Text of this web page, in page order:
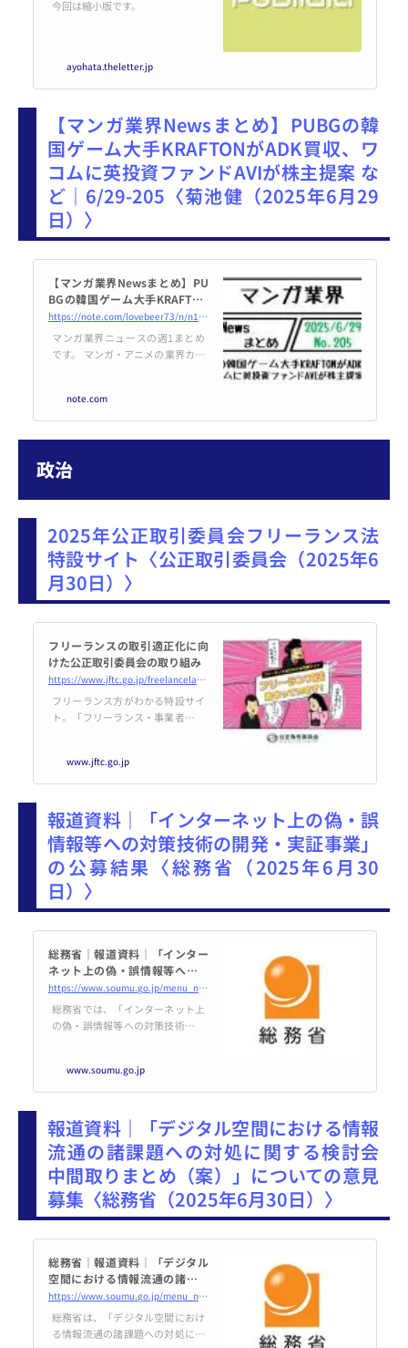
今回は縮小版です。
ayohata.theletter.jp
【マンガ業界Newsまとめ】PUBGの韓
国ゲーム大手KRAFTONがADK買収、ワ
コムに英投資ファンドAVIが株主提案 な
ど｜6/29-205〈菊池健（2025年6月29
日）〉
【マンガ業界Newsまとめ】PU
BGの韓国ゲーム大手KRAFTON
がADK買収、ワコムに英投資
ファンドAVIが株主提案 など｜
6/29-205｜菊池健
https://note.com/lovebeer73/n/n117fc199d735
マンガ業界ニュースの週1まとめ
です。 マンガ・アニメの業界カン
筆者が、マンガ・Webtoon関連
のニュースを、ビジネス系を中心
に、短時間でチェックしていただ
ID：114268750（雀傑★3です。
フトン、日本のＡＤＫを5億1600
日本のＡＤＫを5億1600万ドルで
買収へ韓国のゲ...
note.com
政治
2025年公正取引委員会フリーランス法
特設サイト〈公正取引委員会（2025年6
月30日）〉
フリーランスの取引適正化に向
けた公正取引委員会の取り組み
https://www.jftc.go.jp/freelancelaw_2025/index.html
フリーランス方がわかる特設サイ
ト。「フリーランス・事業者間取
www.jftc.go.jp
報道資料｜「インターネット上の偽・誤
情報等への対策技術の開発・実証事業」
の公募結果〈総務省（2025年6月30
日）〉
総務省｜報道資料｜「インター
ネット上の偽・誤情報等への対
策技術の開発・実証事業」の公
募結果
https://www.soumu.go.jp/menu_news/s-news/01ryutsu02_02000444.html
総務省では、「インターネット上
の偽・誤情報等への対策技術の開
体14者、研究・調査主体6者の事
業の採択を決定しました。
www.soumu.go.jp
報道資料｜「デジタル空間における情報
流通の諸課題への対処に関する検討会
中間取りまとめ（案）」についての意見
募集〈総務省（2025年6月30日）〉
総務省｜報道資料｜「デジタル
空間における情報流通の諸課題
への対処に関する検討会 中間取
りまとめ（案）」についての意
見募集
https://www.soumu.go.jp/menu_news/s-news/01ryutsu02_02000445.html
総務省は、「デジタル空間におけ
る情報流通の諸課題への対処に関